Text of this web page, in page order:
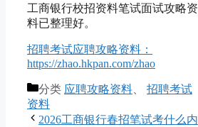
工商银行校招资料笔试面试攻略资
料已整理好。
招聘考试应聘攻略资料：
https://zhao.hkpan.com/zhao
分类 应聘攻略资料
招聘考试
资料
2026工商银行春招笔试考什么内